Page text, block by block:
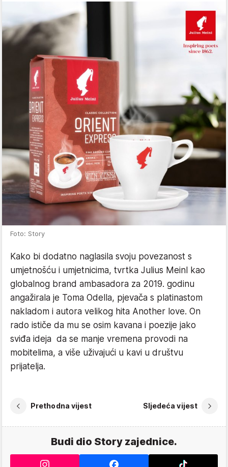
Foto: Story
Kako bi dodatno naglasila svoju povezanost s
umjetnošću i umjetnicima, tvrtka Julius Meinl kao
globalnog brand ambasadora za 2019. godinu
angažirala je Toma Odella, pjevača s platinastom
nakladom i autora velikog hita Another love. On
rado ističe da mu se osim kavana i poezije jako
sviđa ideja da se manje vremena provodi na
mobitelima, a više uživajući u kavi u društvu
prijatelja.
Prethodna vijest Sljedeća vijest
Budi dio Story zajednice.